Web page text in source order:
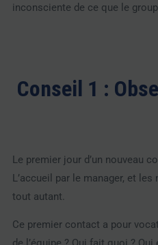
inconsciente de ce que le
Conseil 1 :
Le premier jour d’un nouveau
L’accueil par le manager, et les
tout autant.
Ce premier contact a pour